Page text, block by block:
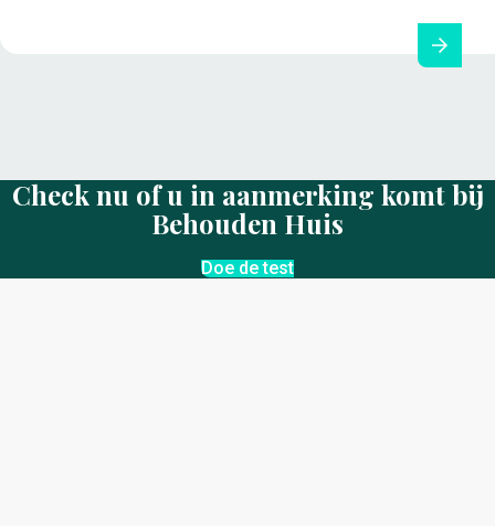
Check nu of u in aanmerking komt bij
Behouden Huis
Doe de test